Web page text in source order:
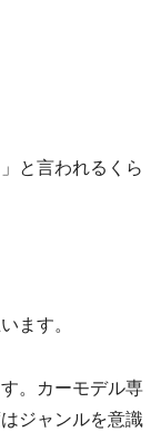
と言われるくら
ます。
。カーモデル専
ジャンルを意識